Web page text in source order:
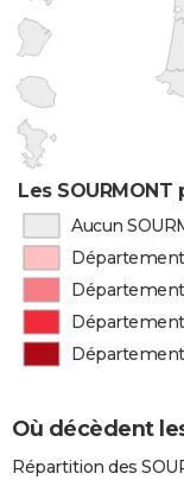
Les
Aucun
Département
Où décèdent
Répartition des